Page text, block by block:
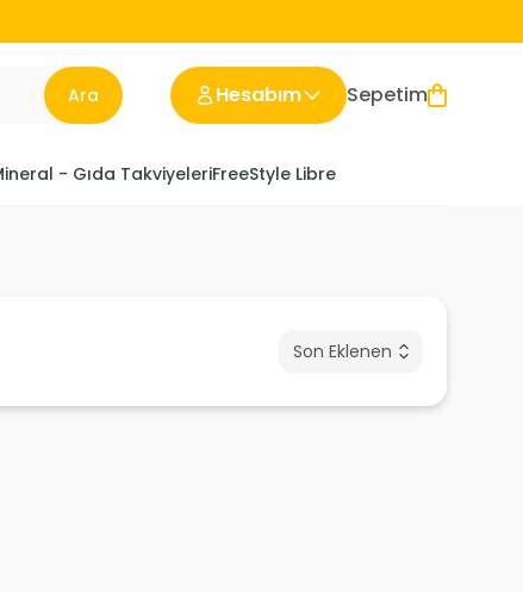
Ara Hesabım Sepetim
- Gıda TakviyeleriFreeStyle Libre
Son Eklenen